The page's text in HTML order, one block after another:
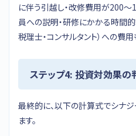
に伴う引越し・改修費用が200〜
員への説明・研修にかかる時間的
税理士・コンサルタント）への費
ステップ4: 投資対効果の
最終的に、以下の計算式でシナ
ます。